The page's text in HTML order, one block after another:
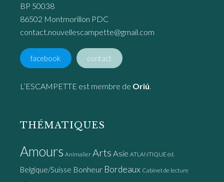
BP 50038
86502 Montmorillon PDC
contact.nouvellescampette@gmail.com
facebook contact
L’ESCAMPETTE est membre de Oriú
THÉMATIQUES
Amours Animalier Arts Asie ATLANTIQUE éd.
Belgique/Suisse Bonheur Bordeaux Cabinet de lecture